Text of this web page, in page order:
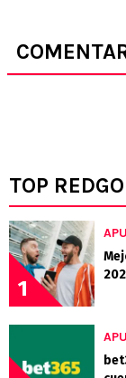
TOP
1